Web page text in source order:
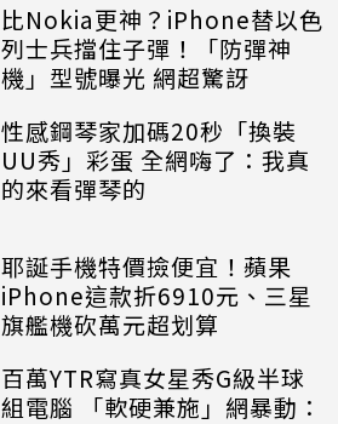
比Nokia更神？iPhone替以色
列士兵擋住子彈！「防彈神
機」型號曝光 網超驚訝
性感鋼琴家加碼20秒「換裝
UU秀」彩蛋 全網嗨了：我真
的來看彈琴的
耶誕手機特價撿便宜！蘋果
iPhone這款折6910元、三星
旗艦機砍萬元超划算
百萬YTR寫真女星秀G級半球
組電腦 「軟硬兼施」網暴動：